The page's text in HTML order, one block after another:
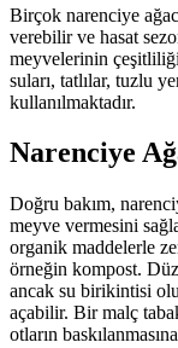
Birçok narenciye
verebilir ve hasat
meyvelerinin
suları, tatlılar, tuzlu
kullanılmaktadır.
Narenciye
Doğru bakım,
meyve vermesini
organik maddelerle
örneğin kompost.
ancak su birikintisi
açabilir. Bir malç
otların